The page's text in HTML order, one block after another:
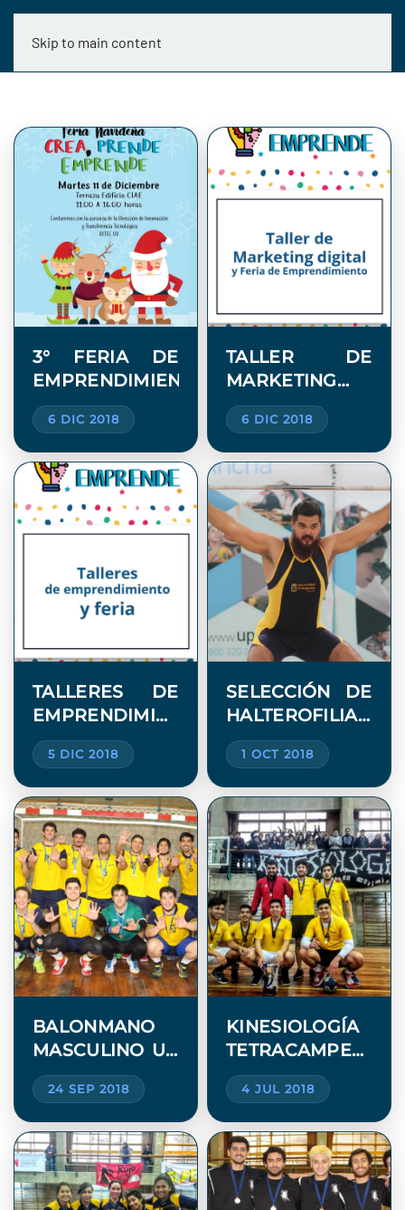
Skip to main content
3° FERIA DE
EMPRENDIMIENTO
6 DIC 2018
TALLER DE
MARKETING
DIGITAL Y
FERIA
EMPRENDIMIENTO
6 DIC 2018
TALLERES DE
EMPRENDIMIENTO
Y FERIA
5 DIC 2018
SELECCIÓN DE
HALTEROFILIA
UV SE LUCIÓ
EN EL
FENAUDE
ZONA COSTA
1 OCT 2018
BALONMANO
MASCULINO UV
SE CONSAGRÓ
HEPTACAMPEÓN
24 SEP 2018
KINESIOLOGÍA
TETRACAMPEÓN
EN EL
INTERESCUELA
DE
BALONMANO
MASCULINO
4 JUL 2018